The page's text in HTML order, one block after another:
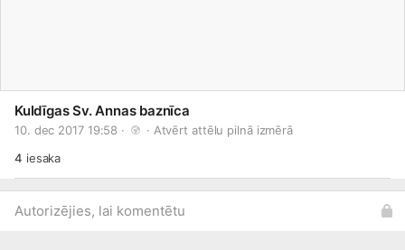
Kuldīgas Sv. Annas baznīca
10. dec 2017 19:58 · · Atvērt attēlu pilnā izmērā
4 iesaka
Autorizējies, lai komentētu